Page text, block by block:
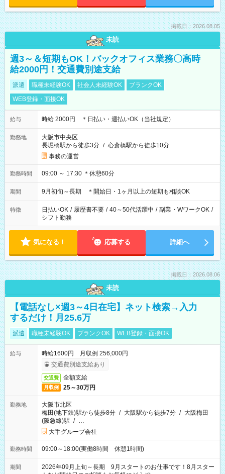
掲載日：2026.08.05
未読
週3～＆短期もOK！バックオフィス業務〇高時
給2000円！交通費別途支給
派遣 職種未経験OK 社会人未経験OK
ブランクOK
WEB登録・面接OK
給与 時給 2000円 ＊日払い・週払いOK（当社規定）
勤務地
大阪市中央区
長堀橋駅から徒歩3分 / 心斎橋駅から徒歩10分
事務の運営
勤務時間 09:00 ～ 17:30 ＊休憩60分
期間 9月初旬～長期 ＊開始日・1ヶ月以上の短期も相談OK
特徴 日払いOK / 履歴書不要 / 40～50代活躍中 / 副業・WワークOK /
シフト勤務
気になる！ 応募する 詳細へ
掲載日：2026.08.06
未読
【電話なし×週3～4日在宅】ネット検索→入力
するだけ！月25.6万
派遣 職種未経験OK ブランクOK WEB登録・面接OK
給与
時給1600円 月収例 256,000円
交通費別途支給あり
交通費 全額支給
月収例 25～30万円
勤務地
大阪市北区
梅田(地下鉄)駅から徒歩8分 / 大阪駅から徒歩7分 / 大阪梅田
(阪急線)駅 / …
大手グループ会社
勤務時間 09:00～18:00(実働8時間 休憩1時間)
期間
2026年09月上旬～長期 9月スタートのお仕事です！8月スター